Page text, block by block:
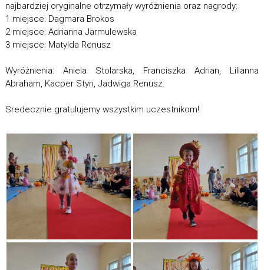
najbardziej oryginalne otrzymały wyróżnienia oraz nagrody:
1 miejsce: Dagmara Brokos
2 miejsce: Adrianna Jarmulewska
3 miejsce: Matylda Renusz
Wyróżnienia: Aniela Stolarska, Franciszka Adrian, Lilianna
Abraham, Kacper Styn, Jadwiga Renusz.
Sredecznie gratulujemy wszystkim uczestnikom!